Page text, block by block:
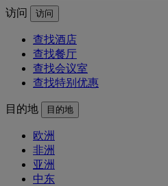
访问 访问
查找酒店
查找餐厅
查找会议室
查找特别优惠
目的地 目的地
欧洲
非洲
亚洲
中东